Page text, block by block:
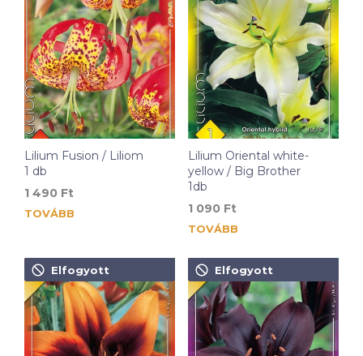
Lilium Fusion / Liliom
1 db
1 490 Ft
TOVÁBB
Lilium Oriental white-
yellow / Big Brother
1db
1 090 Ft
TOVÁBB
Elfogyott Elfogyott